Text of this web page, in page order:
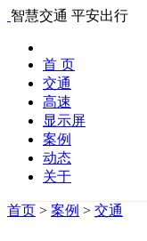
智慧交通 平安出行
首 页
交通
高速
显示屏
案例
动态
关于
首页 > 案例 > 交通